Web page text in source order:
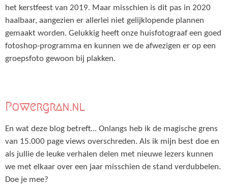
het kerstfeest van 2019. Maar misschien is dit pas in 2020
haalbaar, aangezien er allerlei niet gelijklopende plannen
gemaakt worden. Gelukkig heeft onze huisfotograaf een goed
fotoshop-programma en kunnen we de afwezigen er op een
groepsfoto gewoon bij plakken.
Powergran.nl
En wat deze blog betreft... Onlangs heb ik de magische grens
van 15.000 page views overschreden. Als ik mijn best doe en
als jullie de leuke verhalen delen met nieuwe lezers kunnen
we met elkaar over een jaar misschien de stand verdubbelen.
Doe je mee?